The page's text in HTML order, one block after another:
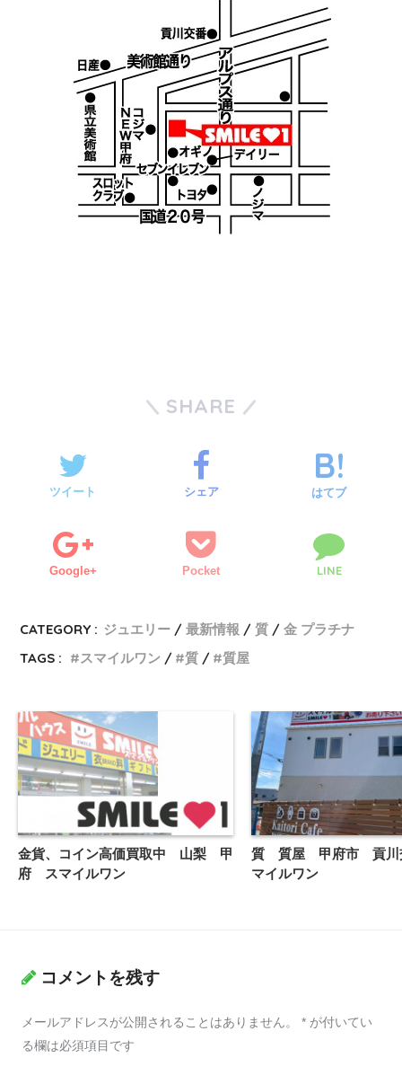
SHARE
ツイート シェア はてブ
Google+ Pocket LINE
CATEGORY : ジュエリー 最新情報 質
金 プラチナ
TAGS :
スマイルワン 質 質屋
金貨、コイン高価買取中 山梨 甲
府 スマイルワン
質 質屋 甲府市 貢川
マイルワン
コメントを残す
メールアドレスが公開されることはありません。 * が付いてい
る欄は必須項目です